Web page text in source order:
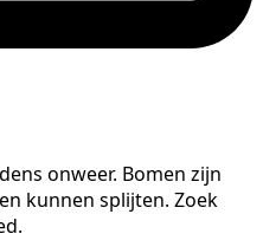
onweer. Bomen zijn
kunnen splijten. Zoek